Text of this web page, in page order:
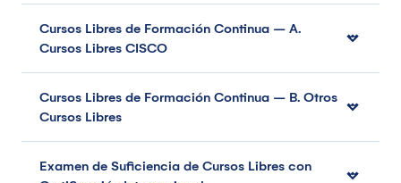
Cursos Libres de Formación Continua – A.
Cursos Libres CISCO
Cursos Libres de Formación Continua – B. Otros
Cursos Libres
Examen de Suficiencia de Cursos Libres con